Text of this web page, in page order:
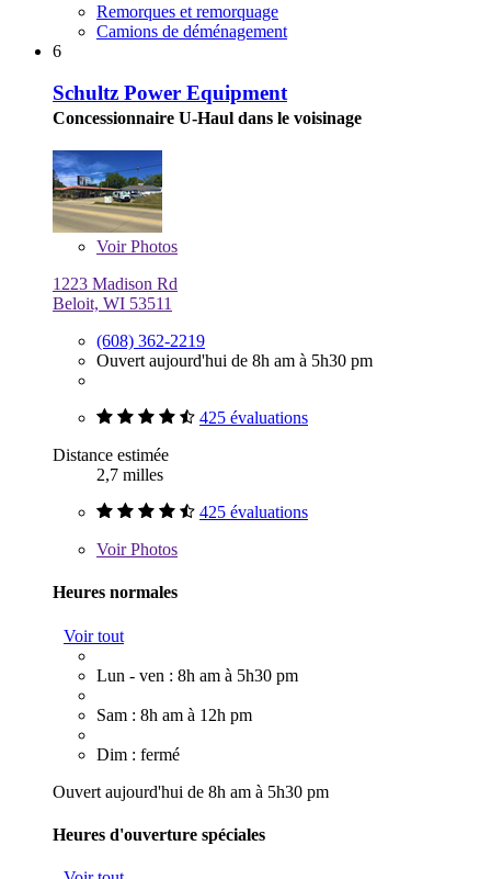
Remorques et remorquage
Camions de déménagement
6
Schultz Power Equipment
Concessionnaire U-Haul dans le voisinage
VoirPhotos
1223 Madison Rd
Beloit, WI 53511
(608) 362-2219
Ouvert aujourd'hui de 8h am à 5h30 pm
425 évaluations
Distance estimée
2,7 milles
425 évaluations
VoirPhotos
Heures normales
Voir tout
Lun - ven : 8h am à 5h30 pm
Sam : 8h am à 12h pm
Dim : fermé
Ouvert aujourd'hui de 8h am à 5h30 pm
Heures d'ouverture spéciales